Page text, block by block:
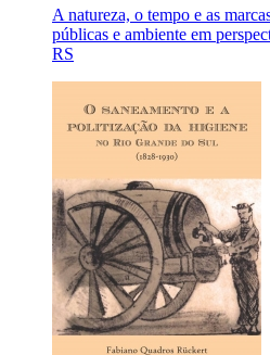
A natureza, o tempo e as
públicas e ambiente em
RS